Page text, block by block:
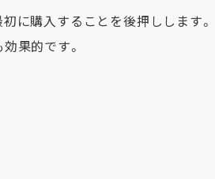
に購入することを後押しします。
果的です。